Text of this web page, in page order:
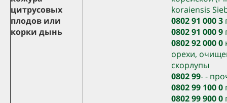
цитрусовых
плодов или
корки дынь
koraiensis
0802 91 000 3
0802 91 000 9
0802 92 000 0
орехи,
скорлупы
0802 99- -
0802 99 100 0
0802 99 900 0